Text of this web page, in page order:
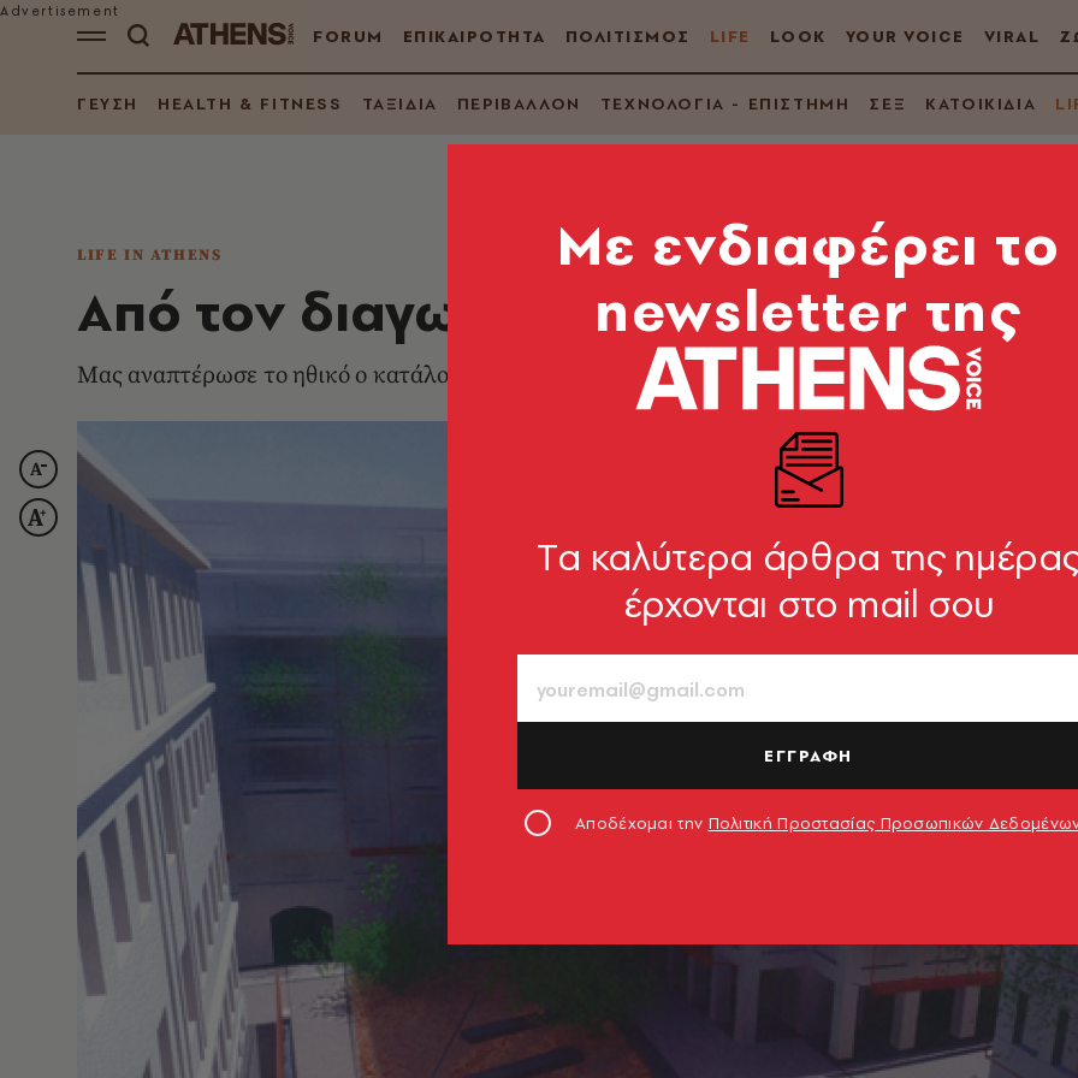
FORUM ΕΠΙΚΑΙΡΟΤΗΤΑ ΠΟΛΙΤΙΣΜΟΣ LIFE LOOK YOUR VOICE VIRAL
ΓΕΥΣΗ HEALTH & FITNESS ΤΑΞΙΔΙΑ ΠΕΡΙΒΑΛΛΟΝ ΤΕΧΝΟΛΟΓΙΑ - ΕΠΙΣΤΗΜΗ ΣΕΞ ΚΑΤΟΙΚΙΔΙΑ
LIFE IN ATHENS
Από τον διαγωνισμό στην...
Μας αναπτέρωσε το ηθικό ο κατάλογος με τις προτάσεις για την ανάπλαση της περιοχής της
Mε ενδιαφέρει το
newsletter της
Tα καλύτερα άρθρα της
έρχονται στο mail σου
ΕΓΓΡΑΦΗ
Αποδέχομαι την Πολιτική Προστασίας Προσωπικών